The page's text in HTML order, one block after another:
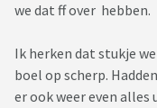
we dat ff over hebben.
Ik herken dat stukje
boel op scherp.
er ook weer even